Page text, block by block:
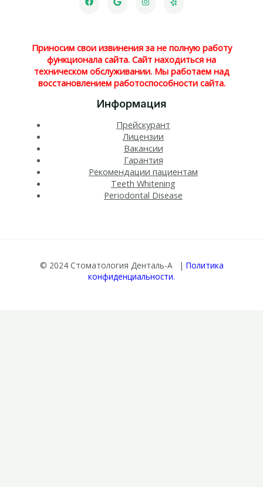
Приносим свои извинения за не полную работу
функционала сайта. Сайт находиться на
техническом обслуживании. Мы работаем над
восстановлением работоспособности сайта.
Информация
Прейскурант
Лицензии
Вакансии
Гарантия
Рекомендации пациентам
Teeth Whitening​
Periodontal Disease​
© 2024 Стоматология Денталь-А | Политика
конфиденциальности.